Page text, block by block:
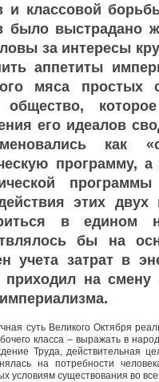
и классовой
было выстрадано
за интересы
аппетиты
мяса простых
общество,
его идеалов
как
программу,
этих
в едином
бы на
учета затрат в
приходил на смену
суть Великого Октября
класса – выражать в
Труда, действительная
на потребности
условиям существования во